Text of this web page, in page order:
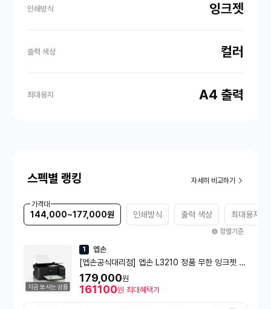
인쇄방식 잉크젯
출력 색상 컬러
최대용지 A4 출력
스펙별 랭킹 자세히 비교하기
가격대
144,000~177,000원 인쇄방식 출력 색상 최대용지
정렬기준
지금 보시는 상품
1 엡손
[엡손공식대리점] 엡손 L3210 정품 무한 잉크젯 복
합기 정품잉크 포함
179,000원
161100원 최대혜택가